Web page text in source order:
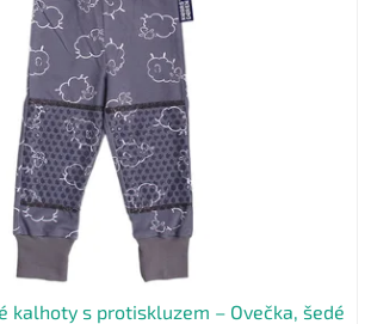
kalhoty s protiskluzem – Ovečka, šedé